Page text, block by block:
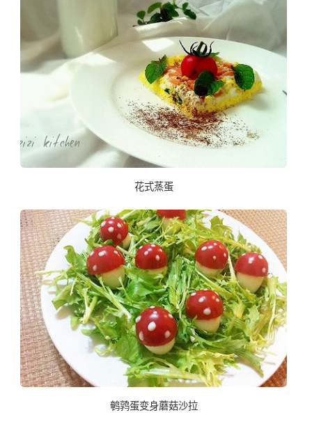
花式蒸蛋
鹌鹑蛋变身蘑菇沙拉